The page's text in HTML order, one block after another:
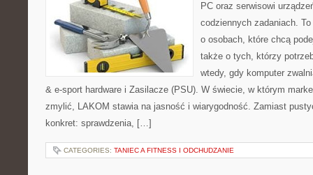
PC oraz serwisowi
codziennych zadaniach.
o osobach, które chcą
także o tych, którzy
wtedy, gdy komputer
& e-sport hardware i Zasilacze (PSU). W świecie, w którym
zmylić, LAKOM stawia na jasność i wiarygodność. Zamiast
konkret: sprawdzenia, […]
CATEGORIES: TANIEC A FITNESS I ODCHUDZANIE